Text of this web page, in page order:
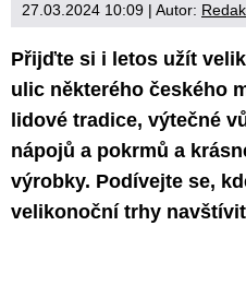
27.03.2024 10:09 | Autor:
Přijďte si i letos užít
ulic některého českého
lidové tradice, výtečné
nápojů a pokrmů a
výrobky. Podívejte se,
velikonoční trhy